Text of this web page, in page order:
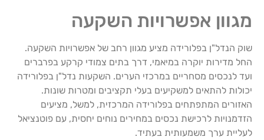
מגוון אפשרויות השקעה
שוק הנדל"ן בפלורידה מציע מגוון רחב של אפשרויות השקעה.
החל מדירות יוקרה במיאמי, דרך בתים צמודי קרקע בפרברים
ועד לנכסים מסחריים במרכזי הערים. השקעות נדל"ן בפלורידה
יכולות להתאים למשקיעים בעלי תקציבים ומטרות שונות.
האזורים המתפתחים בפלורידה המרכזית, למשל, מציעים
הזדמנויות לרכישת נכסים במחירים נוחים יחסית, עם פוטנציאל
לעליית ערך משמעותית בעתיד.